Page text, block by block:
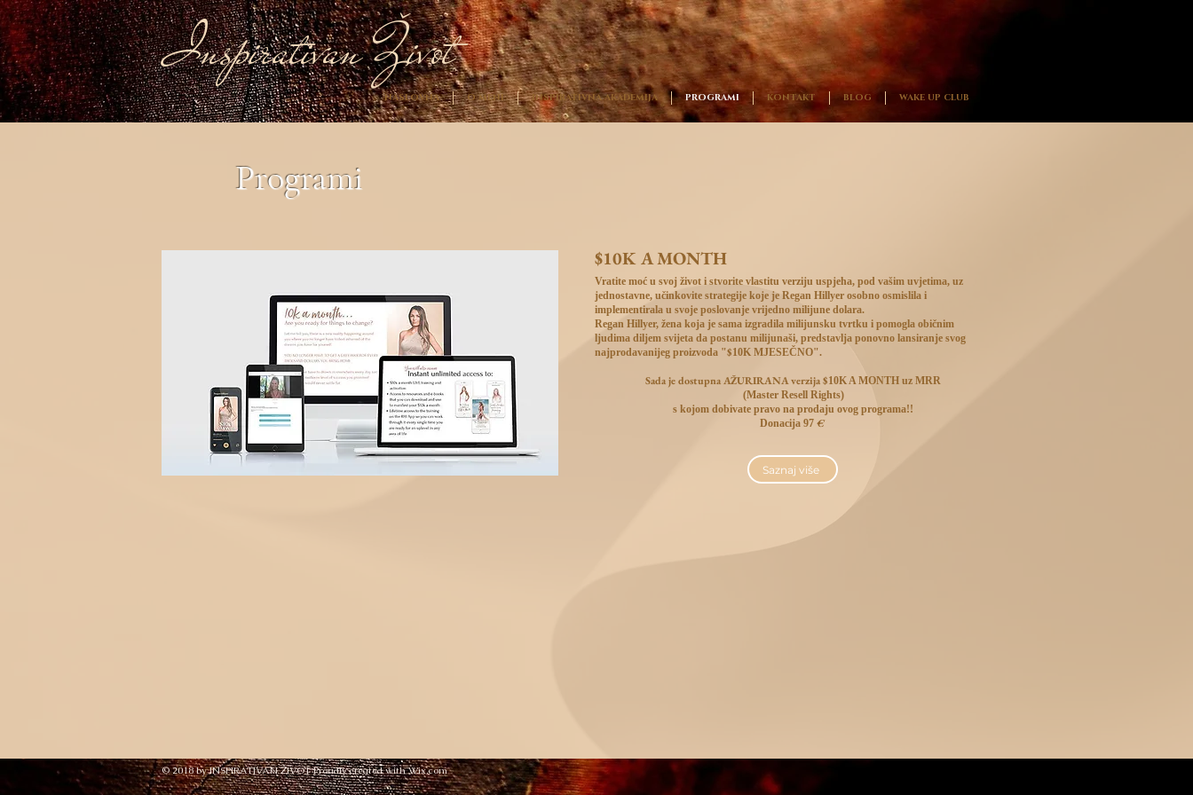
Inspirativan Život
NASLOVNA O MENI INSPIRATIVNA AKADEMIJA PROGRAMI KONTAKT BLOG WAKE UP CLUB
Programi
$10K A MONTH
Vratite moć u svoj život i stvorite vlastitu verziju uspjeha, pod vašim uvjetima, uz
jednostavne, učinkovite strategije koje je Regan Hillyer osobno osmislila i
implementirala u svoje poslovanje vrijedno milijune dolara.
Regan Hillyer, žena koja je sama izgradila milijunsku tvrtku i pomogla običnim
ljudima diljem svijeta da postanu milijunaši, predstavlja ponovno lansiranje svog
najprodavanijeg proizvoda "$10K MJESEČNO".
Sada je dostupnaAŽURIRANAverzija$10K A MONTH uz MRR
(Master Resell Rights)
s kojom dobivate pravo na prodaju ovog programa!!
Donacija 97 €
Saznaj više
© 2018 by INSPIRATIVAN ŽIVOT Proudly created with Wix.com